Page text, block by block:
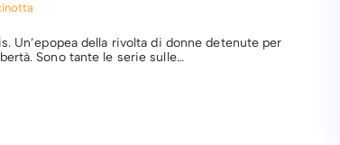
Un’epopea della rivolta di donne detenute per
Sono tante le serie sulle…